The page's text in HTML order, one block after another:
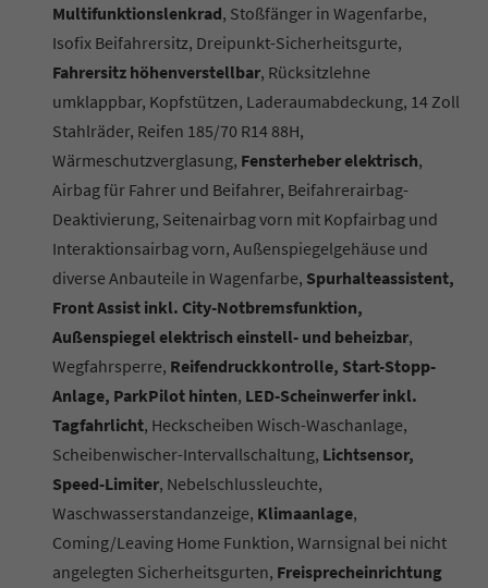
Multifunktionslenkrad, Stoßfänger in Wagenfarbe,
Isofix Beifahrersitz, Dreipunkt-Sicherheitsgurte,
Fahrersitz höhenverstellbar, Rücksitzlehne
umklappbar, Kopfstützen, Laderaumabdeckung, 14 Zoll
Stahlräder, Reifen 185/70 R14 88H,
Wärmeschutzverglasung, Fensterheber elektrisch,
Airbag für Fahrer und Beifahrer, Beifahrerairbag-
Deaktivierung, Seitenairbag vorn mit Kopfairbag und
Interaktionsairbag vorn, Außenspiegelgehäuse und
diverse Anbauteile in Wagenfarbe, Spurhalteassistent,
Front Assist inkl. City-Notbremsfunktion,
Außenspiegel elektrisch einstell- und beheizbar,
Wegfahrsperre, Reifendruckkontrolle, Start-Stopp-
Anlage, ParkPilot hinten, LED-Scheinwerfer inkl.
Tagfahrlicht, Heckscheiben Wisch-Waschanlage,
Scheibenwischer-Intervallschaltung, Lichtsensor,
Speed-Limiter, Nebelschlussleuchte,
Waschwasserstandanzeige, Klimaanlage,
Coming/Leaving Home Funktion, Warnsignal bei nicht
angelegten Sicherheitsgurten, Freisprecheinrichtung